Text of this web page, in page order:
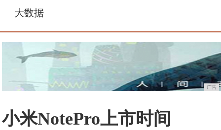
大数据
广告
小米NotePro上市时间